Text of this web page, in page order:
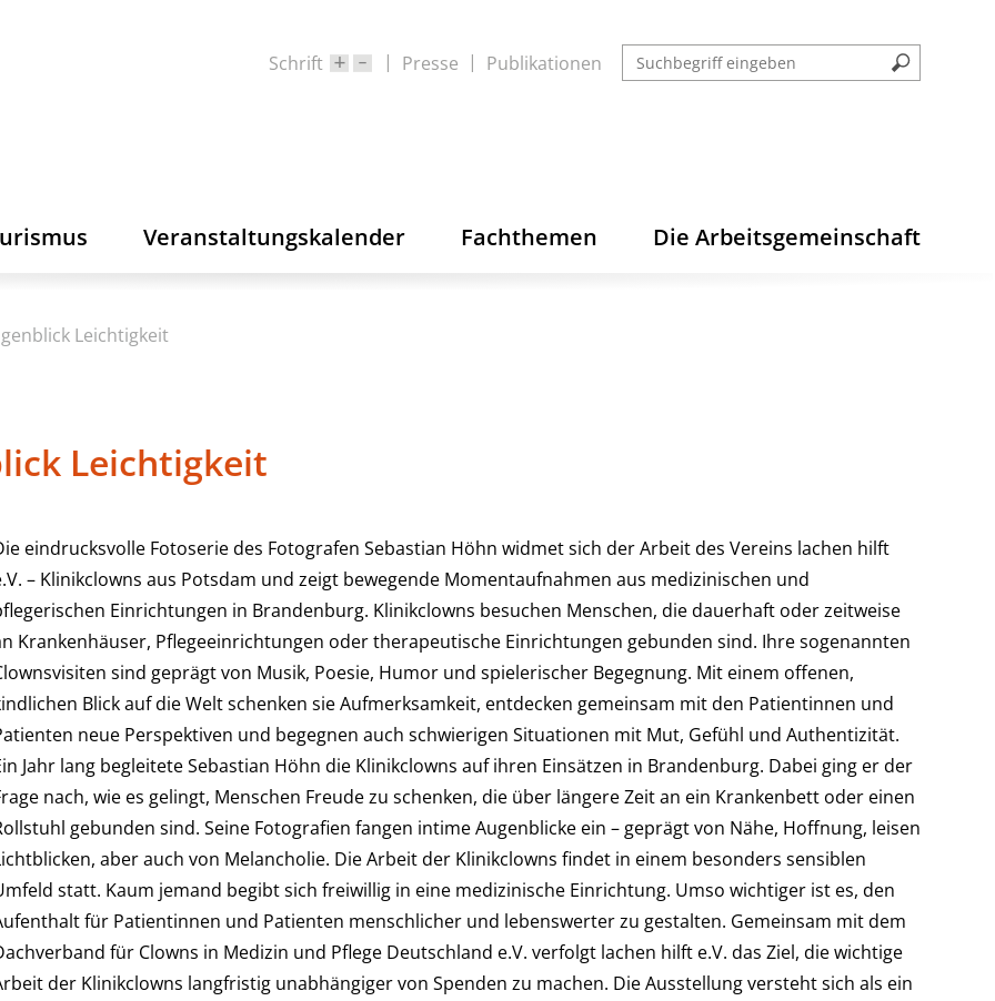
Schrift Presse Publikationen
Veranstaltungskalender Fachthemen Die Arbeitsgemeinschaft
Leichtigkeit
Leichtigkeit
eindrucksvolle Fotoserie des Fotografen Sebastian Höhn widmet sich der Arbeit des Vereins lachen hilft
– Klinikclowns aus Potsdam und zeigt bewegende Momentaufnahmen aus medizinischen und
Einrichtungen in Brandenburg. Klinikclowns besuchen Menschen, die dauerhaft oder zeitweise
Krankenhäuser, Pflegeeinrichtungen oder therapeutische Einrichtungen gebunden sind. Ihre sogenannten
sind geprägt von Musik, Poesie, Humor und spielerischer Begegnung. Mit einem offenen,
Blick auf die Welt schenken sie Aufmerksamkeit, entdecken gemeinsam mit den Patientinnen und
neue Perspektiven und begegnen auch schwierigen Situationen mit Mut, Gefühl und Authentizität.
Jahr lang begleitete Sebastian Höhn die Klinikclowns auf ihren Einsätzen in Brandenburg. Dabei ging er der
nach, wie es gelingt, Menschen Freude zu schenken, die über längere Zeit an ein Krankenbett oder einen
gebunden sind. Seine Fotografien fangen intime Augenblicke ein – geprägt von Nähe, Hoffnung, leisen
aber auch von Melancholie. Die Arbeit der Klinikclowns findet in einem besonders sensiblen
statt. Kaum jemand begibt sich freiwillig in eine medizinische Einrichtung. Umso wichtiger ist es, den
für Patientinnen und Patienten menschlicher und lebenswerter zu gestalten. Gemeinsam mit dem
für Clowns in Medizin und Pflege Deutschland e.V. verfolgt lachen hilft e.V. das Ziel, die wichtige
der Klinikclowns langfristig unabhängiger von Spenden zu machen. Die Ausstellung versteht sich als ein